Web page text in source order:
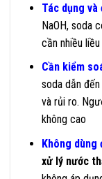
Tác dụng và
NaOH, soda
cần nhiều
Cần kiểm
soda dẫn
và rủi ro.
không cao
Không dùng
xử lý nước